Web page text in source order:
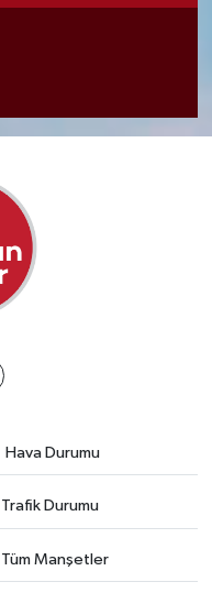
Hava Durumu
Trafik Durumu
Tüm Manşetler